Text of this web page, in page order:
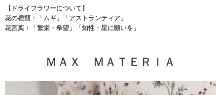
【ドライフラワーについて】
花の種類：「ムギ」「アストランティア」
花言葉：「繁栄・希望」「知性・星に願いを」
ＭＡＸ ＭＡＴＥＲＩＡ